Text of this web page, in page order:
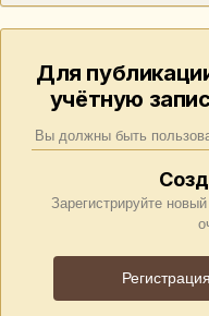
Для
учётную
Вы должны быть
Зарегистрируйте